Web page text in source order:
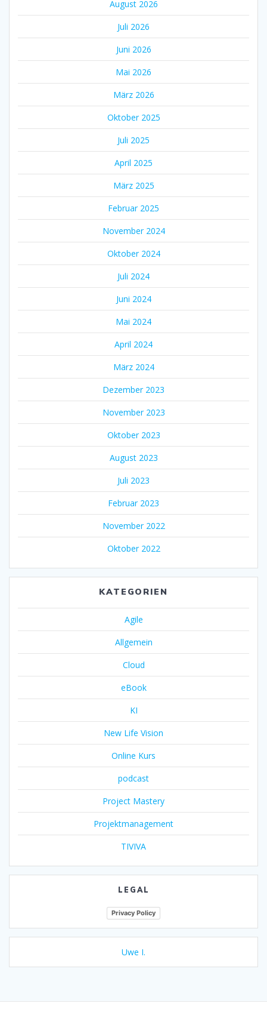
August 2026
Juli 2026
Juni 2026
Mai 2026
März 2026
Oktober 2025
Juli 2025
April 2025
März 2025
Februar 2025
November 2024
Oktober 2024
Juli 2024
Juni 2024
Mai 2024
April 2024
März 2024
Dezember 2023
November 2023
Oktober 2023
August 2023
Juli 2023
Februar 2023
November 2022
Oktober 2022
KATEGORIEN
Agile
Allgemein
Cloud
eBook
KI
New Life Vision
Online Kurs
podcast
Project Mastery
Projektmanagement
TIVIVA
LEGAL
Privacy Policy
Uwe I.